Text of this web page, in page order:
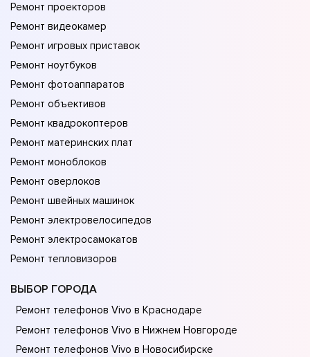
Ремонт проекторов
Ремонт видеокамер
Ремонт игровых приставок
Ремонт ноутбуков
Ремонт фотоаппаратов
Ремонт объективов
Ремонт квадрокоптеров
Ремонт материнских плат
Ремонт моноблоков
Ремонт оверлоков
Ремонт швейных машинок
Ремонт электровелосипедов
Ремонт электросамокатов
Ремонт тепловизоров
ВЫБОР ГОРОДА
Ремонт телефонов Vivo в Краснодаре
Ремонт телефонов Vivo в Нижнем Новгороде
Ремонт телефонов Vivo в Новосибирске